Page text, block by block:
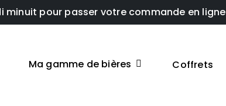
minuit pour passer votre commande en ligne
Ma gamme de bières Coffrets